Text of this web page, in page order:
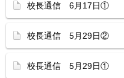
校長通信 6月17日①
校長通信 5月29日②
校長通信 5月29日①